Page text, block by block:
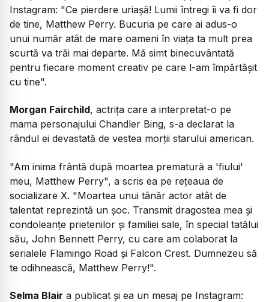
Instagram: "Ce pierdere uriaşă! Lumii întregi îi va fi dor
de tine, Matthew Perry. Bucuria pe care ai adus-o
unui număr atât de mare oameni în viaţa ta mult prea
scurtă va trăi mai departe. Mă simt binecuvântată
pentru fiecare moment creativ pe care l-am împărtăşit
cu tine".
Morgan Fairchild, actriţa care a interpretat-o pe
mama personajului Chandler Bing, s-a declarat la
rândul ei devastată de vestea morţii starului american.
"Am inima frântă după moartea prematură a 'fiului'
meu, Matthew Perry", a scris ea pe reţeaua de
socializare X. "Moartea unui tânăr actor atât de
talentat reprezintă un şoc. Transmit dragostea mea şi
condoleanţe prietenilor şi familiei sale, în special tatălui
său, John Bennett Perry, cu care am colaborat la
serialele Flamingo Road şi Falcon Crest. Dumnezeu să
te odihnească, Matthew Perry!".
Selma Blair a publicat şi ea un mesaj pe Instagram: